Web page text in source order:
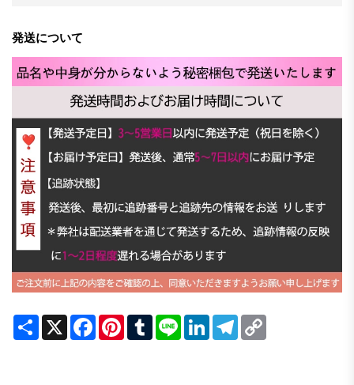
発送について
Share X FacebookPinterestTumblrLine LinkedInTelegram